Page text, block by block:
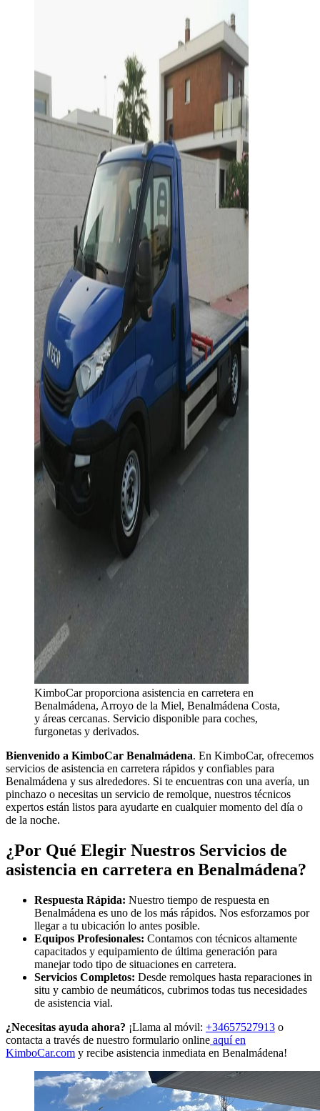
KimboCar proporciona asistencia en carretera en
Benalmádena, Arroyo de la Miel, Benalmádena Costa,
y áreas cercanas. Servicio disponible para coches,
furgonetas y derivados.
Bienvenido a KimboCar Benalmádena. En KimboCar, ofrecemos
servicios de asistencia en carretera rápidos y confiables para
Benalmádena y sus alrededores. Si te encuentras con una avería, un
pinchazo o necesitas un servicio de remolque, nuestros técnicos
expertos están listos para ayudarte en cualquier momento del día o
de la noche.
¿Por Qué Elegir Nuestros Servicios de
asistencia en carretera en Benalmádena?
Respuesta Rápida: Nuestro tiempo de respuesta en
Benalmádena es uno de los más rápidos. Nos esforzamos por
llegar a tu ubicación lo antes posible.
Equipos Profesionales: Contamos con técnicos altamente
capacitados y equipamiento de última generación para
manejar todo tipo de situaciones en carretera.
Servicios Completos: Desde remolques hasta reparaciones in
situ y cambio de neumáticos, cubrimos todas tus necesidades
de asistencia vial.
¿Necesitas ayuda ahora? ¡Llama al móvil: +34657527913 o
contacta a través de nuestro formulario online aquí en
KimboCar.com y recibe asistencia inmediata en Benalmádena!